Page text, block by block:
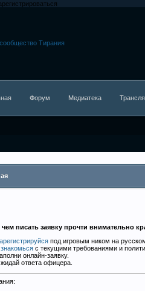
писать заявку прочти внимательно
под игровым ником на
с текущими требованиями и
онлайн-заявку.
ответа офицера.
Форум Медиатека